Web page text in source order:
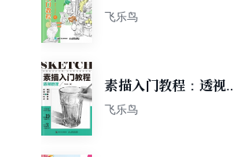
入门教程
飞乐鸟
素描入门教程：透视原
理
飞乐鸟